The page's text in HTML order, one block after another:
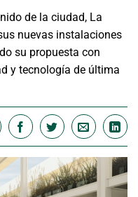
de la ciudad, La
nuevas instalaciones
su propuesta con
y tecnología de última